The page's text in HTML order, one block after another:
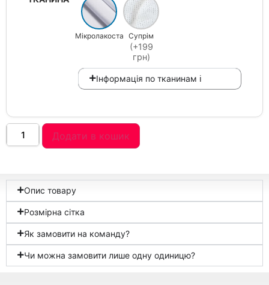
Мікролакоста Супрім
(+199
грн)
Інформація по тканинам ℹ
Додати в кошик
Опис товару
Розмірна сітка
Як замовити на команду?
Чи можна замовити лише одну одиницю?